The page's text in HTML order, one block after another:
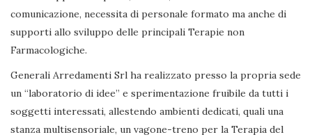
comunicazione, necessita di personale formato ma anche di
supporti allo sviluppo delle principali Terapie non
Farmacologiche.
Generali Arredamenti Srl ha realizzato presso la propria sede
un “laboratorio di idee” e sperimentazione fruibile da tutti i
soggetti interessati, allestendo ambienti dedicati, quali una
stanza multisensoriale, un vagone-treno per la Terapia del